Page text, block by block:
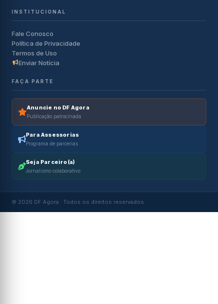
INSTITUCIONAL
Fale Conosco
Política de Privacidade
Termos de Uso
Enviar Notícia
FAÇA PARTE
Anuncie no DF Agora
Publicação patrocinada
Para Assessorias
Programa de parcerias
Seja Parceiro(a)
Jornalismo colaborativo
© 2026 DF Agora · Todos os direitos reservados